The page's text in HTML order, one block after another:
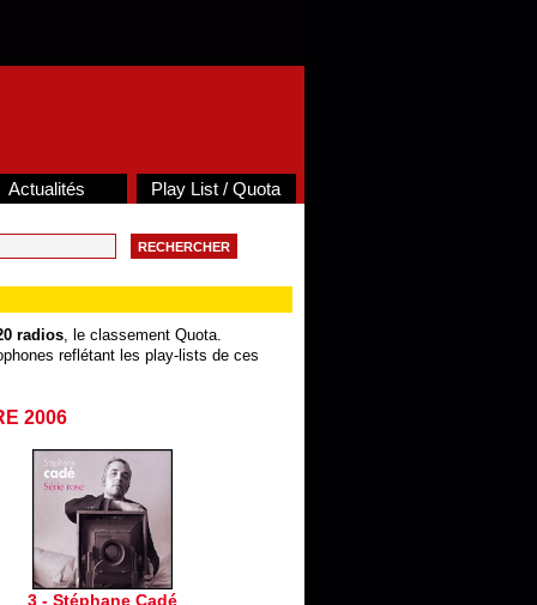
Actualités Play List / Quota
radios, le classement Quota.
reflétant les play-lists de ces
2006
3 - Stéphane Cadé